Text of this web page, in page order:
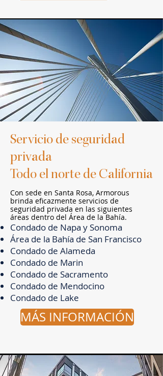
Servicio de seguridad
privada
Todo el norte de California
Con sede en Santa Rosa, Armorous
brinda eficazmente servicios de
seguridad privada en las siguientes
áreas dentro del Área de la Bahía.
Condado de Napa y Sonoma
Área de la Bahía de San Francisco
Condado de Alameda
Condado de Marin
Condado de Sacramento
Condado de Mendocino
Condado de Lake
MÁS INFORMACIÓN